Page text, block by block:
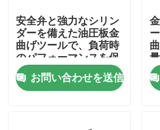
安全弁と強力なシリン
ダーを備えた油圧板金
曲げツールで、負荷時
のパフォーマンスを保
証します
お問い合わせを送信